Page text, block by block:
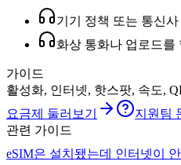
기기 정책 또는 통신
화상 통화나 업로드를
가이드
활성화, 인터넷, 핫스팟, 속도,
요금제 둘러보기
지원팀
관련 가이드
eSIM은 설치됐는데 인터넷이